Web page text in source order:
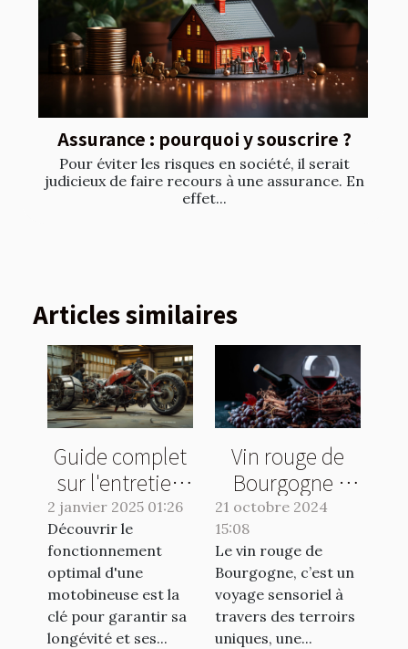
Assurance : pourquoi y souscrire ?
Pour éviter les risques en société, il serait
judicieux de faire recours à une assurance. En
effet...
Articles similaires
Guide complet
sur l'entretien
et la
maintenance
des
motobineuses
2 janvier 2025 01:26
Découvrir le
fonctionnement
optimal d'une
motobineuse est la
clé pour garantir sa
longévité et ses...
Vin rouge de
Bourgogne :
quelle bouteille
21 octobre 2024
15:08
Le vin rouge de
Bourgogne, c’est un
voyage sensoriel à
travers des terroirs
uniques, une...